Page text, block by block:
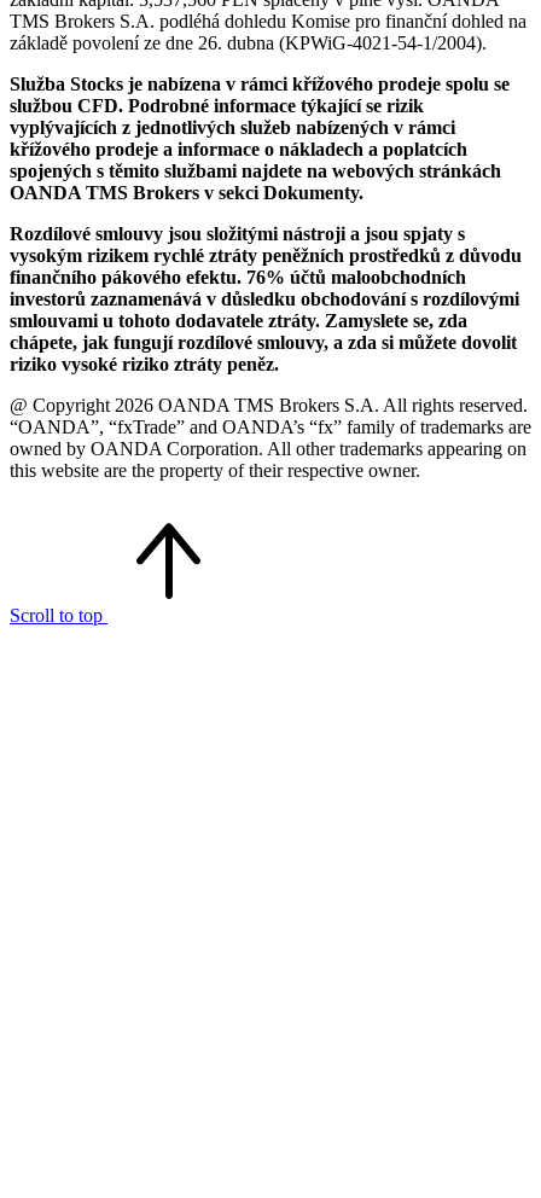
TMS Brokers S.A. podléhá dohledu Komise pro finanční dohled na
základě povolení ze dne 26. dubna (KPWiG-4021-54-1/2004).
Služba Stocks je nabízena v rámci křížového prodeje spolu se
službou CFD. Podrobné informace týkající se rizik
vyplývajících z jednotlivých služeb nabízených v rámci
křížového prodeje a informace o nákladech a poplatcích
spojených s těmito službami najdete na webových stránkách
OANDA TMS Brokers v sekci Dokumenty.
Rozdílové smlouvy jsou složitými nástroji a jsou spjaty s
vysokým rizikem rychlé ztráty peněžních prostředků z důvodu
finančního pákového efektu. 76% účtů maloobchodních
investorů zaznamenává v důsledku obchodování s rozdílovými
smlouvami u tohoto dodavatele ztráty. Zamyslete se, zda
chápete, jak fungují rozdílové smlouvy, a zda si můžete dovolit
riziko vysoké riziko ztráty peněz.
@ Copyright 2026 OANDA TMS Brokers S.A. All rights reserved.
“OANDA”, “fxTrade” and OANDA’s “fx” family of trademarks are
owned by OANDA Corporation. All other trademarks appearing on
this website are the property of their respective owner.
Scroll to top